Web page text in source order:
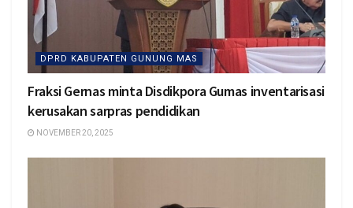
DPRD KABUPATEN GUNUNG MAS
Fraksi Gernas minta Disdikpora Gumas inventarisasi
kerusakan sarpras pendidikan
NOVEMBER 20, 2025